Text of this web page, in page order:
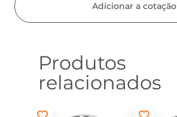
Adicionar a cotação
Produtos
relacionados